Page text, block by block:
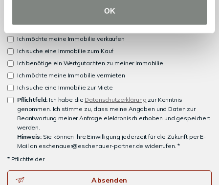
OK
Ich möchte meine Immobilie verkaufen
Ich suche eine Immobilie zum Kauf
Ich benötige ein Wertgutachten zu meiner Immobilie
Ich möchte meine Immobilie vermieten
Ich suche eine Immobilie zur Miete
Pflichtfeld: Ich habe die Datenschutzerklärung zur Kenntnis
genommen. Ich stimme zu, dass meine Angaben und Daten zur
Beantwortung meiner Anfrage elektronisch erhoben und gespeichert
werden.
Hinweis:Sie können Ihre Einwilligung jederzeit für die Zukunft per E-
Mail an eschenauer@eschenauer-partner.de widerrufen. *
* Pflichtfelder
Absenden